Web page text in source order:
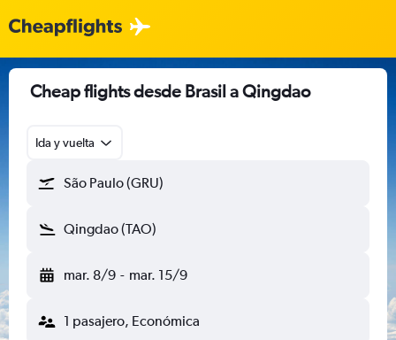
Cheap flights desde Brasil a Qingdao
Ida y vuelta
São Paulo (GRU)
Qingdao (TAO)
mar. 8/9 - mar. 15/9
1 pasajero, Económica